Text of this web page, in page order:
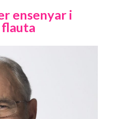
ensenyar i